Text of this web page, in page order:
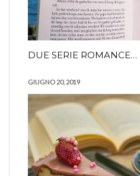
DUE SERIE ROMANCE…
GIUGNO 20, 2019